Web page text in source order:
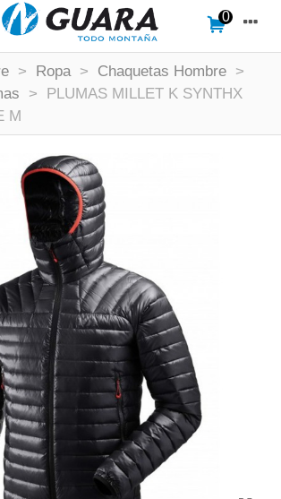
0
> Ropa > Chaquetas Hombre >
>
PLUMAS MILLET K SYNTHX
M